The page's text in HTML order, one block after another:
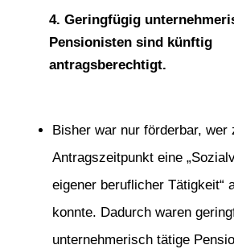
4.Geringfügig
Pensionisten sind künftig
antragsberechtigt.
Bisher war nur förderbar, wer
Antragszeitpunkt eine
eigener beruflicher Tätigkeit“
konnte. Dadurch waren
unternehmerisch tätige